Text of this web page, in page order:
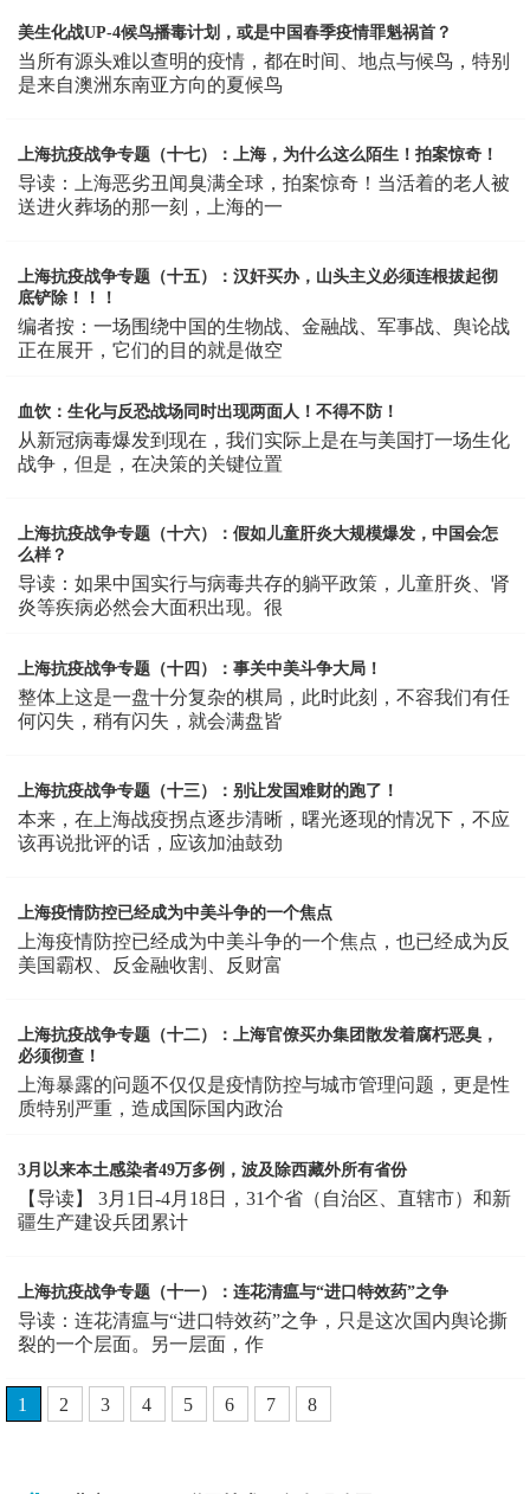
美生化战UP-4候鸟播毒计划，或是中国春季疫情罪魁祸首？
当所有源头难以查明的疫情，都在时间、地点与候鸟，特别
是来自澳洲东南亚方向的夏候鸟
上海抗疫战争专题（十七）：上海，为什么这么陌生！拍案惊奇！
导读：上海恶劣丑闻臭满全球，拍案惊奇！当活着的老人被
送进火葬场的那一刻，上海的一
上海抗疫战争专题（十五）：汉奸买办，山头主义必须连根拔起彻
底铲除！！！
编者按：一场围绕中国的生物战、金融战、军事战、舆论战
正在展开，它们的目的就是做空
血饮：生化与反恐战场同时出现两面人！不得不防！
从新冠病毒爆发到现在，我们实际上是在与美国打一场生化
战争，但是，在决策的关键位置
上海抗疫战争专题（十六）：假如儿童肝炎大规模爆发，中国会怎
么样？
导读：如果中国实行与病毒共存的躺平政策，儿童肝炎、肾
炎等疾病必然会大面积出现。很
上海抗疫战争专题（十四）：事关中美斗争大局！
整体上这是一盘十分复杂的棋局，此时此刻，不容我们有任
何闪失，稍有闪失，就会满盘皆
上海抗疫战争专题（十三）：别让发国难财的跑了！
本来，在上海战疫拐点逐步清晰，曙光逐现的情况下，不应
该再说批评的话，应该加油鼓劲
上海疫情防控已经成为中美斗争的一个焦点
上海疫情防控已经成为中美斗争的一个焦点，也已经成为反
美国霸权、反金融收割、反财富
上海抗疫战争专题（十二）：上海官僚买办集团散发着腐朽恶臭，
必须彻查！
上海暴露的问题不仅仅是疫情防控与城市管理问题，更是性
质特别严重，造成国际国内政治
3月以来本土感染者49万多例，波及除西藏外所有省份
【导读】 3月1日-4月18日，31个省（自治区、直辖市）和新
疆生产建设兵团累计
上海抗疫战争专题（十一）：连花清瘟与“进口特效药”之争
导读：连花清瘟与“进口特效药”之争，只是这次国内舆论撕
裂的一个层面。另一层面，作
1 2 3 4 5 6 7 8